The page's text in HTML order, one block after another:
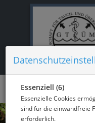
Essenziell (6)
Essenzielle Cookies
sind für die einwandfreie
erforderlich.